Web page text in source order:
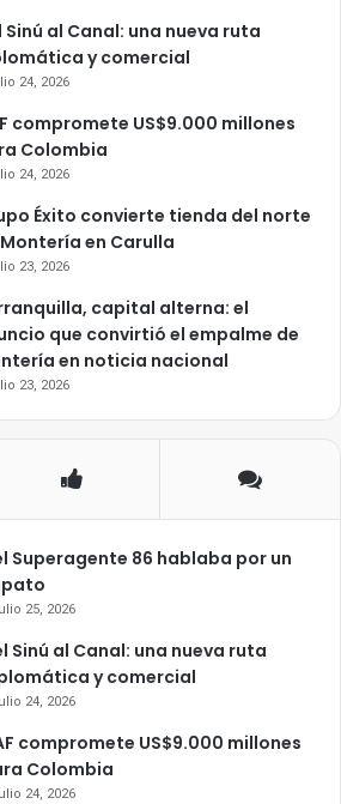
Sinú al Canal: una nueva ruta
y comercial
24, 2026
compromete US$9.000 millones
Colombia
24, 2026
Éxito convierte tienda del norte
en Carulla
23, 2026
capital alterna: el
que convirtió el empalme de
en noticia nacional
23, 2026
Superagente 86 hablaba por un
25, 2026
Sinú al Canal: una nueva ruta
y comercial
24, 2026
compromete US$9.000 millones
Colombia
24, 2026